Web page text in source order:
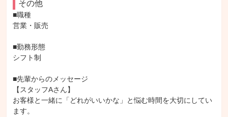
その他
■職種
営業・販売
■勤務形態
シフト制
■先輩からのメッセージ
【スタッフAさん】
お客様と一緒に「どれがいいかな」と悩む時間を大切にしてい
ます。